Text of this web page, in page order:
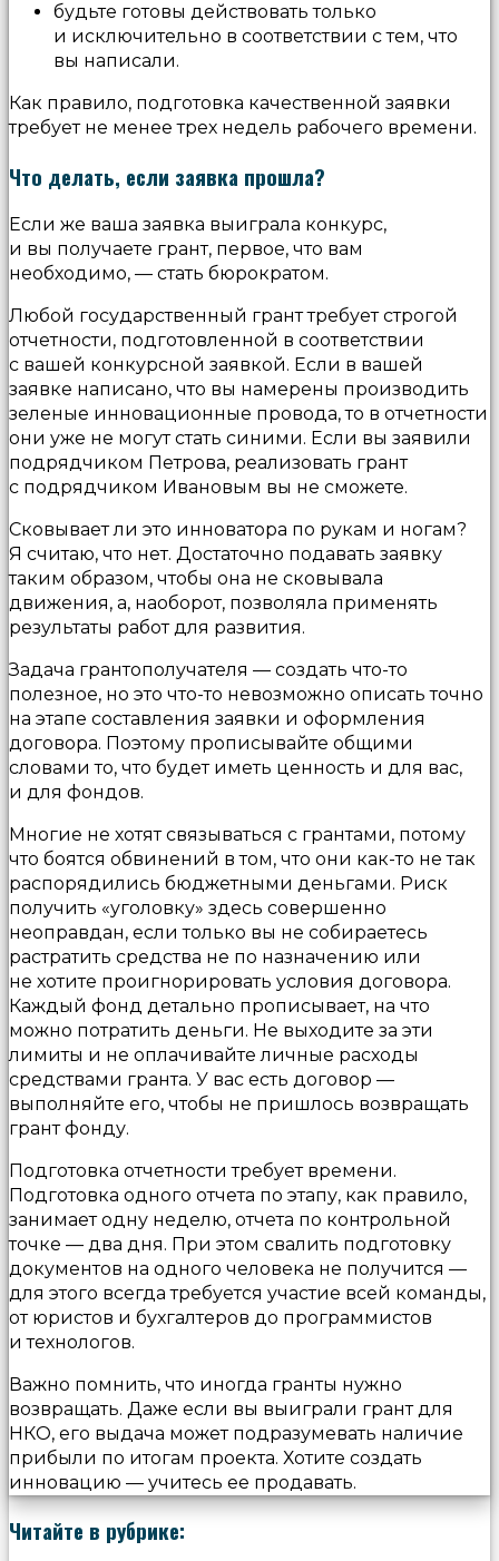
будьте готовы действовать только
и исключительно в соответствии с тем, что
вы написали.
Как правило, подготовка качественной заявки
требует не менее трех недель рабочего времени.
Что делать, если заявка прошла?
Если же ваша заявка выиграла конкурс,
и вы получаете грант, первое, что вам
необходимо, — стать бюрократом.
Любой государственный грант требует строгой
отчетности, подготовленной в соответствии
с вашей конкурсной заявкой. Если в вашей
заявке написано, что вы намерены производить
зеленые инновационные провода, то в отчетности
они уже не могут стать синими. Если вы заявили
подрядчиком Петрова, реализовать грант
с подрядчиком Ивановым вы не сможете.
Сковывает ли это инноватора по рукам и ногам?
Я считаю, что нет. Достаточно подавать заявку
таким образом, чтобы она не сковывала
движения, а, наоборот, позволяла применять
результаты работ для развития.
Задача грантополучателя — создать что-то
полезное, но это что-то невозможно описать точно
на этапе составления заявки и оформления
договора. Поэтому прописывайте общими
словами то, что будет иметь ценность и для вас,
и для фондов.
Многие не хотят связываться с грантами, потому
что боятся обвинений в том, что они как-то не так
распорядились бюджетными деньгами. Риск
получить «уголовку» здесь совершенно
неоправдан, если только вы не собираетесь
растратить средства не по назначению или
не хотите проигнорировать условия договора.
Каждый фонд детально прописывает, на что
можно потратить деньги. Не выходите за эти
лимиты и не оплачивайте личные расходы
средствами гранта. У вас есть договор —
выполняйте его, чтобы не пришлось возвращать
грант фонду.
Подготовка отчетности требует времени.
Подготовка одного отчета по этапу, как правило,
занимает одну неделю, отчета по контрольной
точке — два дня. При этом свалить подготовку
документов на одного человека не получится —
для этого всегда требуется участие всей команды,
от юристов и бухгалтеров до программистов
и технологов.
Важно помнить, что иногда гранты нужно
возвращать. Даже если вы выиграли грант для
НКО, его выдача может подразумевать наличие
прибыли по итогам проекта. Хотите создать
инновацию — учитесь ее продавать.
Читайте в рубрике: